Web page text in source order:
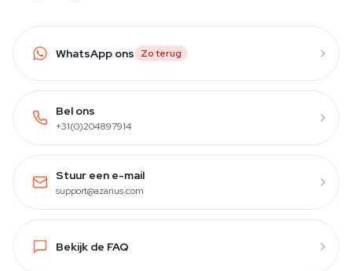
WhatsApp ons Zo terug
Bel ons
+31(0)204897914
Stuur een e-mail
support@azarius.com
Bekijk de FAQ